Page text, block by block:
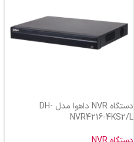
دستگاه NVR داهوا مدل DH-
NVR4216-4KS2/L